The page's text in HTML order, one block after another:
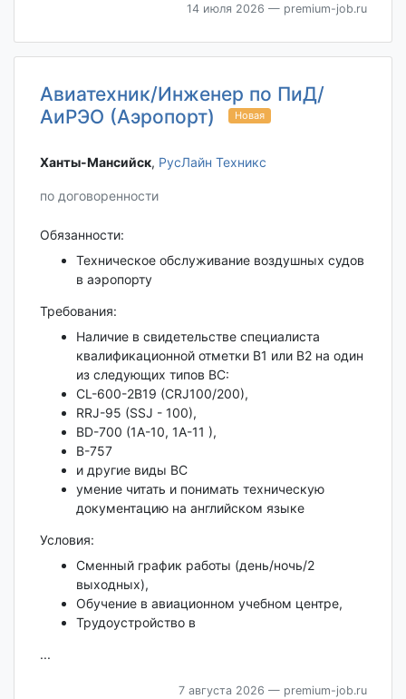
14 июля 2026 — premium-job.ru
Авиатехник/Инженер по ПиД/
АиРЭО (Аэропорт)
Новая
Ханты-Мансийск‎, РусЛайн Техникс
по договоренности
Обязанности:
Техническое обслуживание воздушных судов
в аэропорту
Требования:
Наличие в свидетельстве специалиста
квалификационной отметки В1 или В2 на один
из следующих типов ВС:
CL-600-2B19 (CRJ100/200),
RRJ-95 (SSJ - 100),
BD-700 (1A-10, 1A-11 ),
В-757
и другие виды ВС
умение читать и понимать техническую
документацию на английском языке
Условия:
Сменный график работы (день/ночь/2
выходных),
Обучение в авиационном учебном центре,
Трудоустройство в
...
7 августа 2026 — premium-job.ru